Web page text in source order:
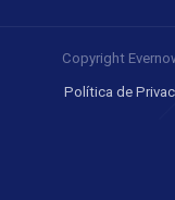
Copyright
Política de